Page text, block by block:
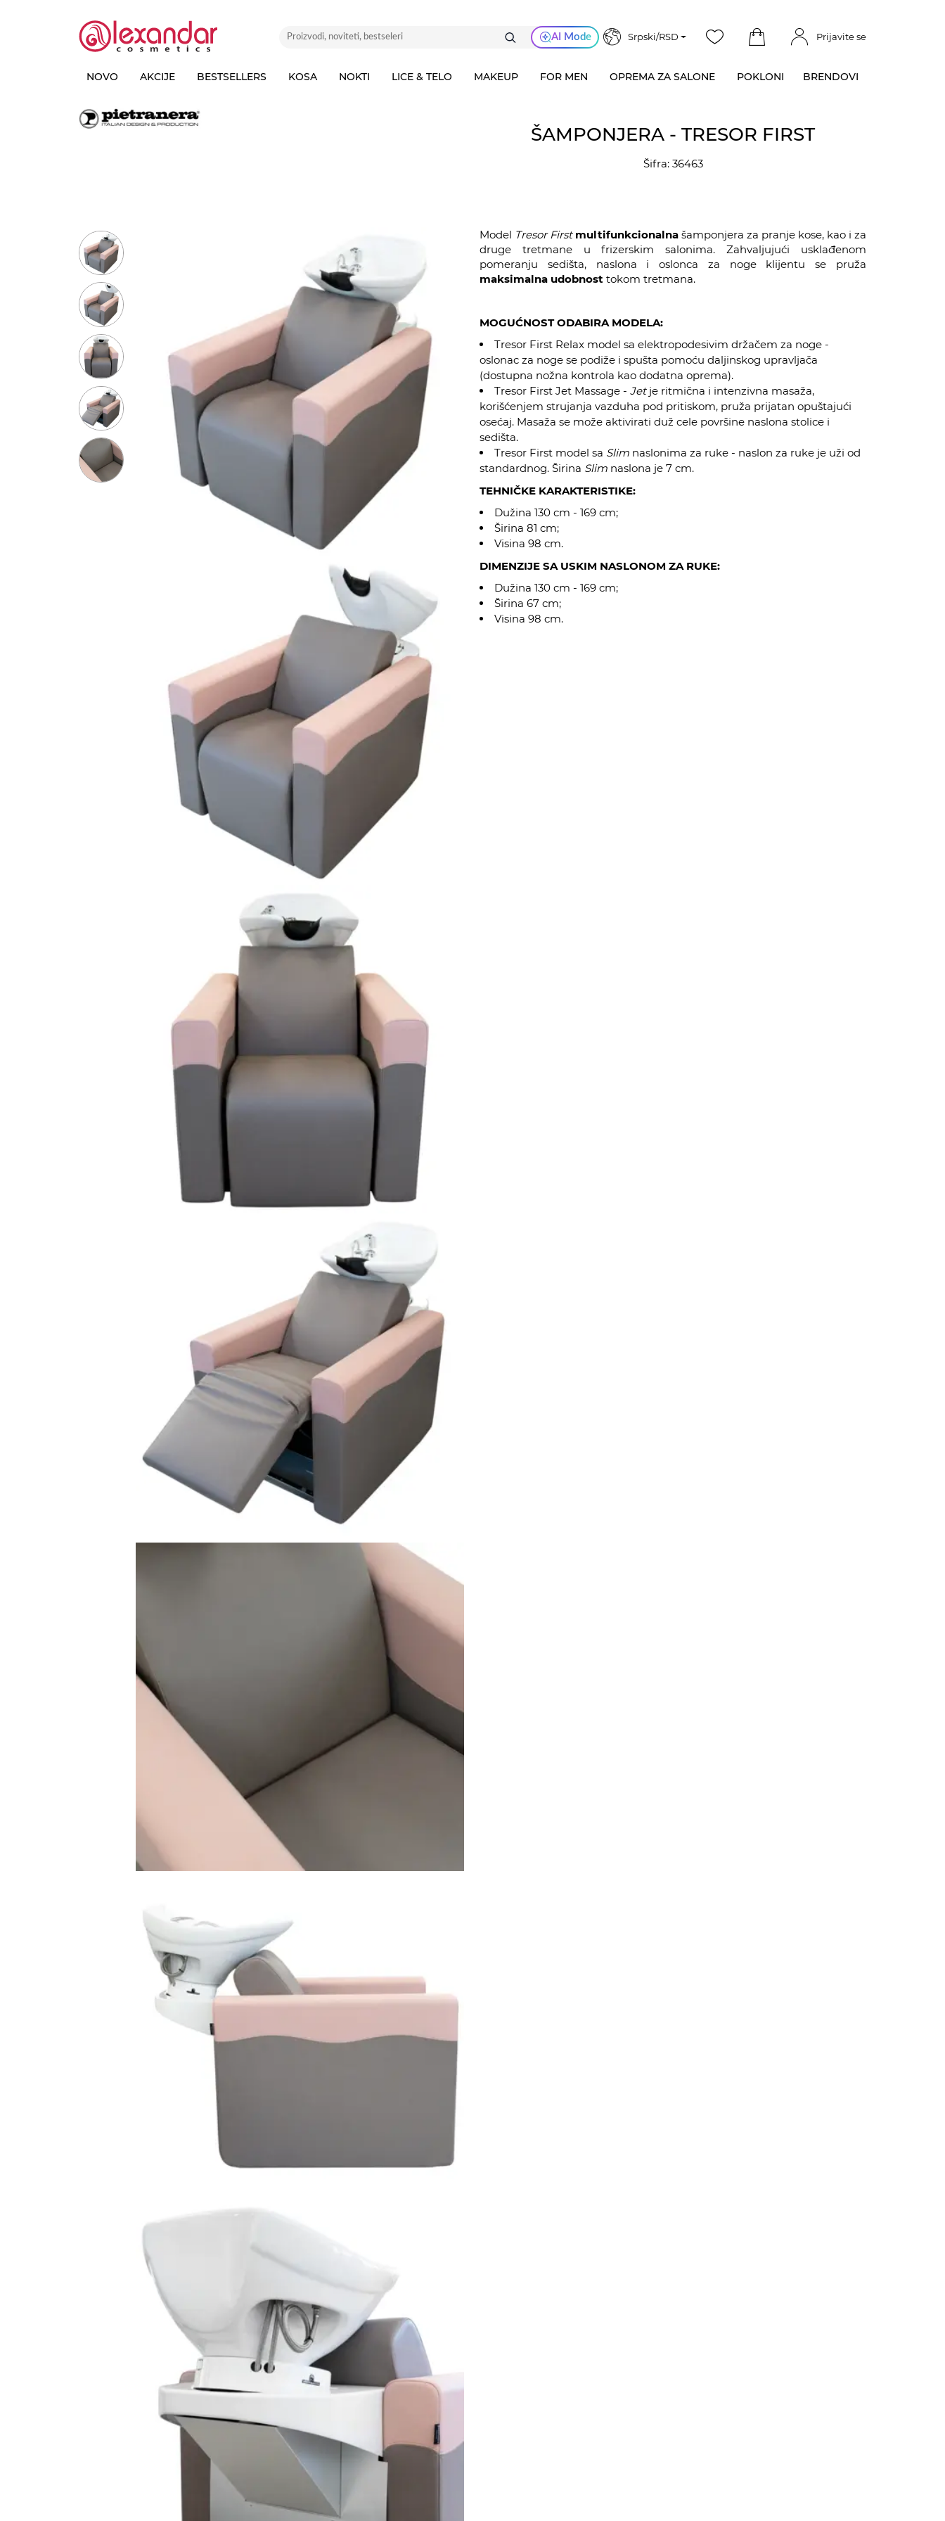
AI Mode Srpski/RSD Prijavite se
NOVO AKCIJE BESTSELLERS KOSA NOKTI LICE & TELO MAKEUP FOR MEN OPREMA ZA SALONE POKLONI BRENDOVI
ŠAMPONJERA - TRESOR FIRST
Šifra: 36463
Model Tresor First multifunkcionalna šamponjera za pranje kose, kao i za
druge tretmane u frizerskim salonima. Zahvaljujući usklađenom
pomeranju sedišta, naslona i oslonca za noge klijentu se pruža
maksimalna udobnost tokom tretmana.
MOGUĆNOST ODABIRA MODELA:
Tresor First Relax model sa elektropodesivim držačem za noge -
oslonac za noge se podiže i spušta pomoću daljinskog upravljača
(dostupna nožna kontrola kao dodatna oprema).
Tresor First Jet Massage - Jetje ritmična i intenzivna masaža,
korišćenjem strujanja vazduha pod pritiskom, pruža prijatan opuštajući
osećaj. Masaža se može aktivirati duž cele površine naslona stolice i
sedišta.
Tresor First model sa Slim naslonima za ruke - naslon za ruke je uži od
standardnog. Širina Slim naslona je 7 cm.
TEHNIČKE KARAKTERISTIKE:
Dužina 130 cm - 169 cm;
Širina 81 cm;
Visina 98 cm.
DIMENZIJE SA USKIM NASLONOM ZA RUKE:
Dužina 130 cm - 169 cm;
Širina 67 cm;
Visina 98 cm.